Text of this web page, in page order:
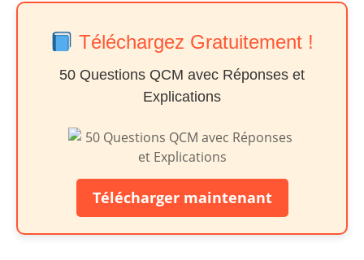
Téléchargez Gratuitement !
50 Questions QCM avec Réponses et
Explications
Télécharger maintenant